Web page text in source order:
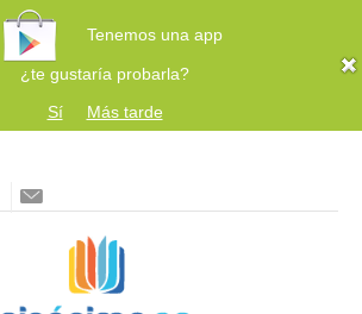
Tenemos una app
¿te gustaría probarla?
Sí
Más tarde